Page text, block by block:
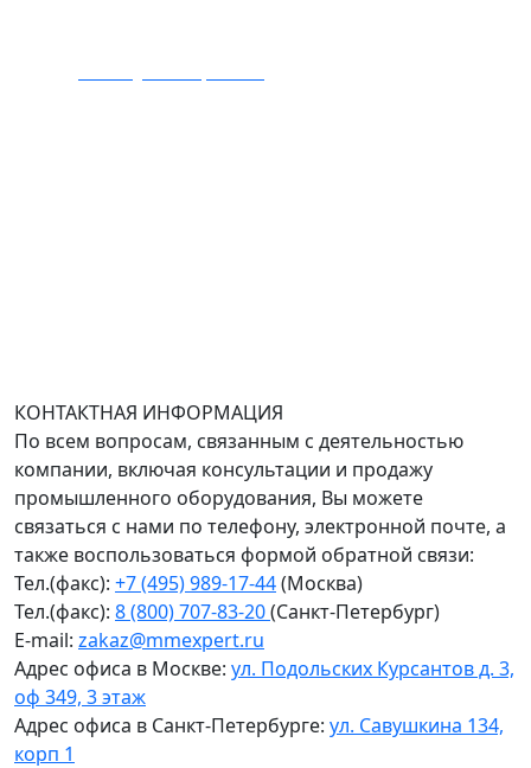
КОНТАКТНАЯ ИНФОРМАЦИЯ
По всем вопросам, связанным с деятельностью
компании, включая консультации и продажу
промышленного оборудования, Вы можете
связаться с нами по телефону, электронной почте, а
также воспользоваться формой обратной связи:
Тел.(факс): +7 (495) 989-17-44(Москва)
Тел.(факс): 8 (800) 707-83-20(Санкт-Петербург)
E-mail: zakaz@mmexpert.ru
Адрес офиса в Москве: ул. Подольских Курсантов д. 3,
оф 349, 3 этаж
Адрес офиса в Санкт-Петербурге: ул. Савушкина 134,
корп 1